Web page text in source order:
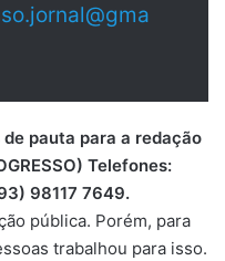
pauta para a redação
Telefones:
98117 7649.
pública. Porém, para
trabalhou para isso.